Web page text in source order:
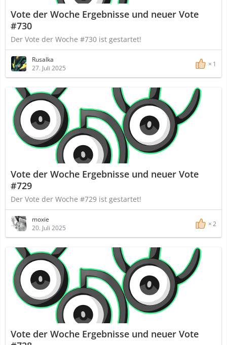
Vote der Woche Ergebnisse und neuer Vote
#730
Der Vote der Woche #730 ist gestartet!
Rusalka
27. Juli 2025
1
Vote der Woche Ergebnisse und neuer Vote
#729
Der Vote der Woche #729 ist gestartet!
moxie
20. Juli 2025
2
Vote der Woche Ergebnisse und neuer Vote